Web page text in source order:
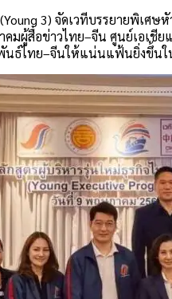
3) จัดเวทีบรรยายพิเศ
มผู้สื่อข่าวไทย–จีน ศูนย์เอเชี
นธ์ไทย–จีนให้แน่นแฟ้นยิ่งขึ้นใ